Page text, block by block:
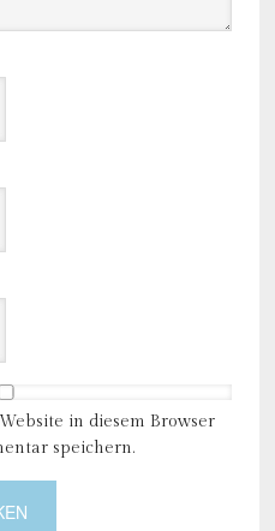
in diesem Browser
speichern.